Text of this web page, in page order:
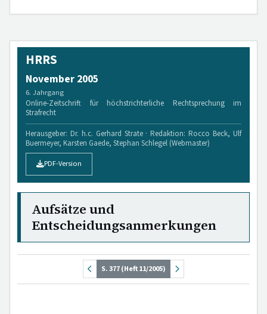
HRRS
November 2005
6. Jahrgang
Online-Zeitschrift für höchstrichterliche Rechtsprechung im
Strafrecht
Herausgeber: Dr. h.c. Gerhard Strate · Redaktion: Rocco Beck, Ulf
Buermeyer, Karsten Gaede, Stephan Schlegel (Webmaster)
PDF-Version
Aufsätze und
Entscheidungsanmerkungen
S. 377 (Heft 11/2005)